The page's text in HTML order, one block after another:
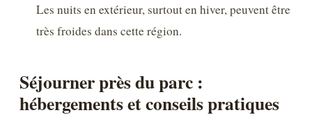
Les nuits en extérieur, surtout en hiver, peuvent être
très froides dans cette région.
Séjourner près du parc :
hébergements et conseils pratiques